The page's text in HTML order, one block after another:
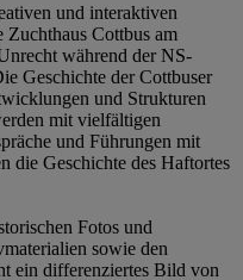
und interaktiven
Cottbus am
während der NS-
Geschichte der Cottbuser
und Strukturen
mit vielfältigen
und Führungen mit
die Geschichte des Haftortes
Fotos und
sowie den
ein differenziertes Bild von